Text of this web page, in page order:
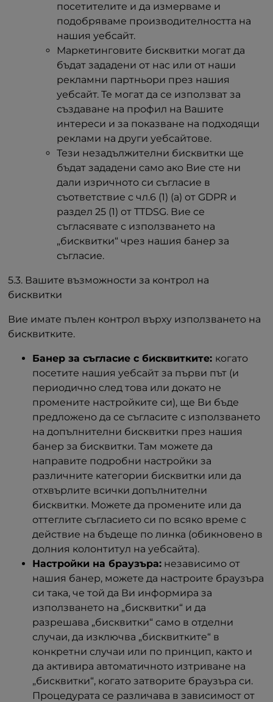
посетителите и да измерваме и
подобряваме производителността на
нашия уебсайт.
Маркетинговите бисквитки могат да
бъдат зададени от нас или от наши
рекламни партньори през нашия
уебсайт. Те могат да се използват за
създаване на профил на Вашите
интереси и за показване на подходящи
реклами на други уебсайтове.
Тези незадължителни бисквитки ще
бъдат зададени само ако Вие сте ни
дали изричното си съгласие в
съответствие с чл.6 (1) (a) от GDPR и
раздел 25 (1) от TTDSG. Вие се
съгласявате с използването на
„бисквитки“ чрез нашия банер за
съгласие.
5.3. Вашите възможности за контрол на
бисквитки
Вие имате пълен контрол върху използването на
бисквитките.
Банер за съгласие с бисквитките: когато
посетите нашия уебсайт за първи път (и
периодично след това или докато не
промените настройките си), ще Ви бъде
предложено да се съгласите с използването
на допълнителни бисквитки през нашия
банер за бисквитки. Там можете да
направите подробни настройки за
различните категории бисквитки или да
отхвърлите всички допълнителни
бисквитки. Можете да промените или да
оттеглите съгласието си по всяко време с
действие на бъдеще по линка (обикновено в
долния колонтитул на уебсайта).
Настройки на браузъра: независимо от
нашия банер, можете да настроите браузъра
си така, че той да Ви информира за
използването на „бисквитки“ и да
разрешава „бисквитки“ само в отделни
случаи, да изключва „бисквитките“ в
конкретни случаи или по принцип, както и
да активира автоматичното изтриване на
„бисквитки“, когато затворите браузъра си.
Процедурата се различава в зависимост от